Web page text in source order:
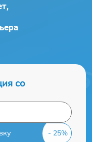
со